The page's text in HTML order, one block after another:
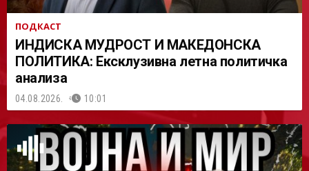
ПОДКАСТ
ИНДИСКА МУДРОСТ И МАКЕДОНСКА
ПОЛИТИКА: Ексклузивна летна политичка
анализа
04.08.2026. 10:01